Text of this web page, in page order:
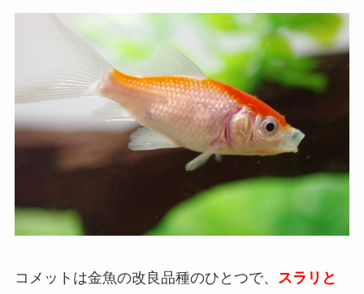
コメットは金魚の改良品種のひとつで、
スラリと